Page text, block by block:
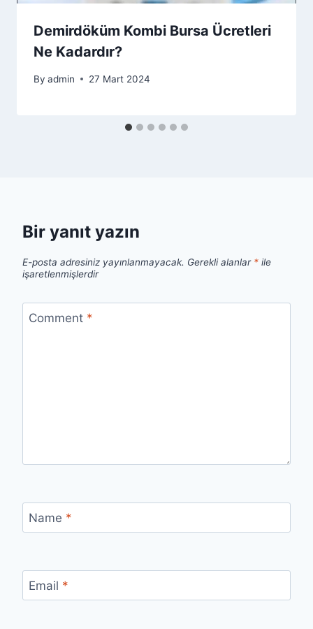
Demirdöküm Kombi Bursa Ücretleri
Ne Kadardır?
By admin 27 Mart 2024
Bir yanıt yazın
E-posta adresiniz yayınlanmayacak. Gerekli alanlar * ile
işaretlenmişlerdir
Comment *
Name *
Email *